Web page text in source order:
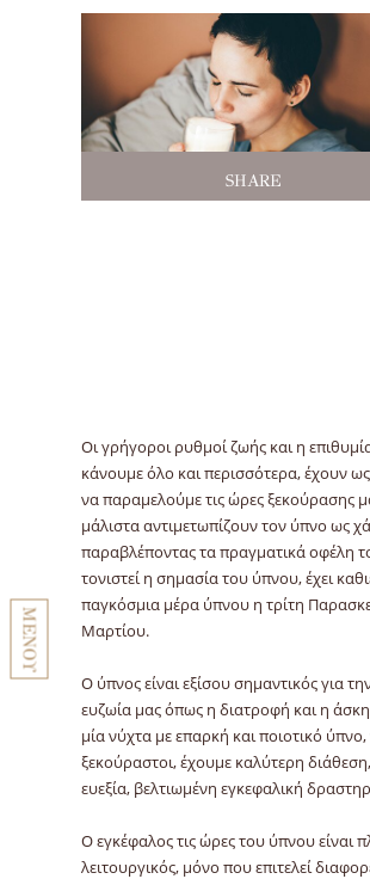
ΜΕΝΟΥ
SHARE
Οι γρήγοροι ρυθμοί ζωής και η
κάνουμε όλο και περισσότερα, έχουν
να παραμελούμε τις ώρες ξεκούρασης
μάλιστα αντιμετωπίζουν τον ύπνο ως
παραβλέποντας τα πραγματικά οφέλη
τονιστεί η σημασία του ύπνου, έχει
παγκόσμια μέρα ύπνου η τρίτη
Μαρτίου.
Ο ύπνος είναι εξίσου σημαντικός για
ευζωία μας όπως η διατροφή και η
μία νύχτα με επαρκή και ποιοτικό
ξεκούραστοι, έχουμε καλύτερη
ευεξία, βελτιωμένη εγκεφαλική
Ο εγκέφαλος τις ώρες του ύπνου είναι
λειτουργικός, μόνο που επιτελεί